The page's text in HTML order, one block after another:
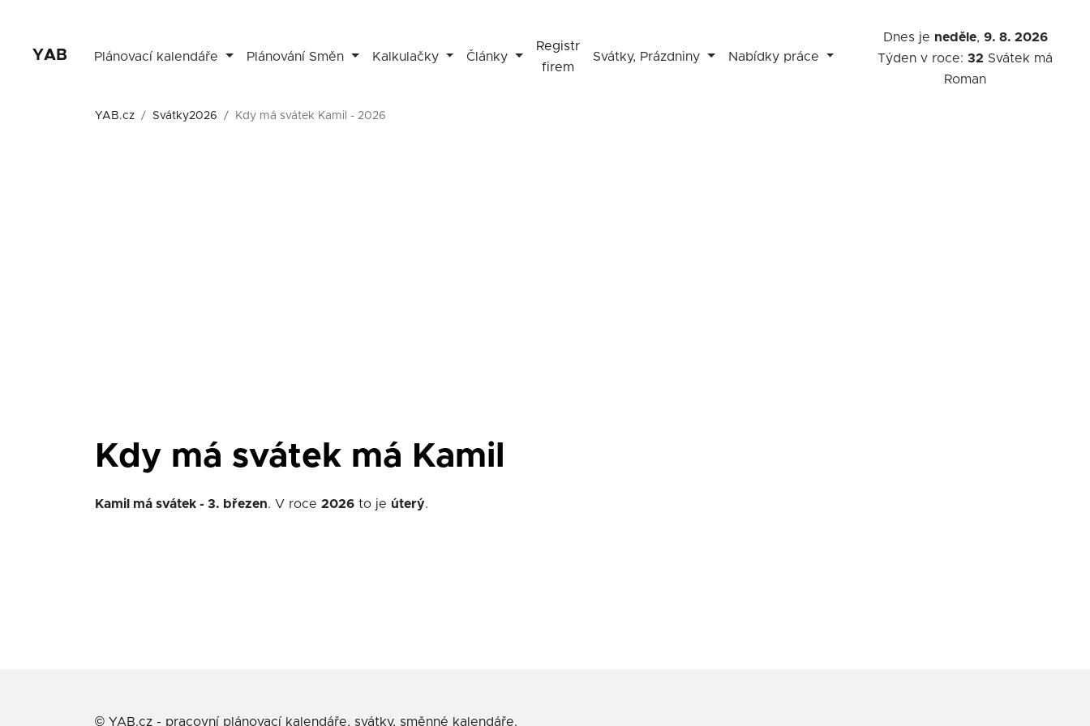
YAB Plánovací kalendáře Plánování Směn Kalkulačky Články
Registr
firem
Svátky, Prázdniny Nabídky práce
Dnes je neděle, 9. 8. 2026
Týden v roce:32 Svátek má
Roman
YAB.cz Svátky2026 Kdy má svátek Kamil - 2026
Kdy má svátek má Kamil
Kamil má svátek - 3. březen. V roce 2026 to je úterý.
© YAB.cz - pracovní plánovací kalendáře, svátky, směnné kalendáře.